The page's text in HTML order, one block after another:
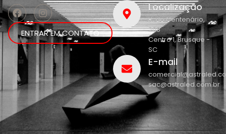
ENTRAR EM CONTATO
Localização
R. do Centenário,
208
Centro 1, Brusque -
SC
E-mail
sac@astraled.com.br